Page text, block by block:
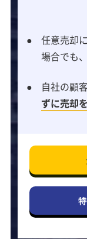
任意売却
場合でも
自社の顧
ずに売却